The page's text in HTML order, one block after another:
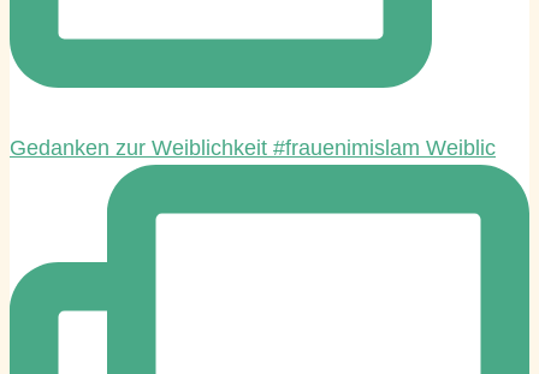
Gedanken zur Weiblichkeit #frauenimislam Weiblic